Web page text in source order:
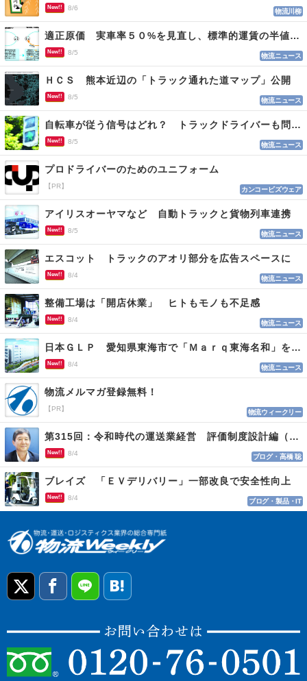
New!! 8/6 物流川柳
適正原価 実車率５０%を見直し、標準的運賃の半値の恐れも
New!! 8/5 物流ニュース
ＨＣＳ 熊本近辺の「トラック通れた道マップ」公開
New!! 8/5 物流ニュース
自転車が従う信号はどれ？ トラックドライバーも問われる認識
New!! 8/5 物流ニュース
プロドライバーのためのユニフォーム
【PR】 カンコービズウェア
アイリスオーヤマなど 自動トラックと貨物列車連携
New!! 8/5 物流ニュース
エスコット トラックのアオリ部分を広告スペースに
New!! 8/4 物流ニュース
整備工場は「開店休業」 ヒトもモノも不足感
New!! 8/4 物流ニュース
日本ＧＬＰ 愛知県東海市で「Ｍａｒｑ東海名和」を開発
New!! 8/4 物流ニュース
物流メルマガ登録無料！
【PR】 物流ウィークリー
第315回：令和時代の運送業経営 評価制度設計編（１１５）
New!! 8/4 ブログ・高橋 聡
ブレイズ 「ＥＶデリバリー」一部改良で安全性向上
New!! 8/4 ブログ・製品・IT